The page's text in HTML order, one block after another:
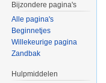
Bijzondere pagina's
Alle pagina's
Beginnetjes
Willekeurige pagina
Zandbak
Hulpmiddelen